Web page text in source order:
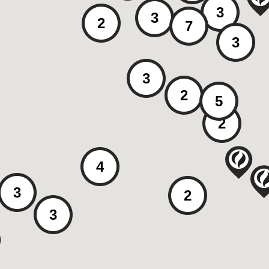
2
3
2
2 5
2
3
3
3
4
3
7
3